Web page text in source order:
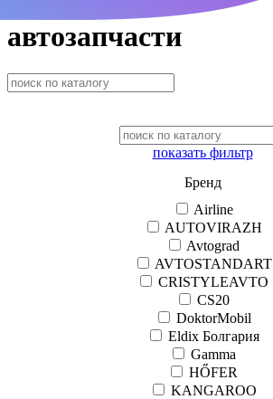
автозапчасти
показать фильтр
Бренд
Airline
AUTOVIRAZH
Avtograd
AVTOSTANDART
CRISTYLEAVTO
CS20
DoktorMobil
Eldix Болгария
Gamma
HŐFER
KANGAROO